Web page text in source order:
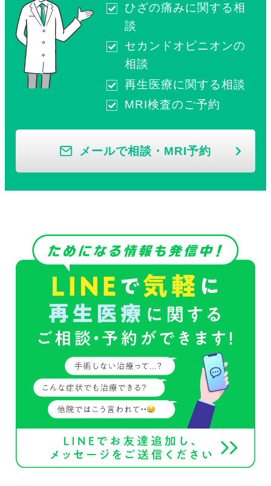
ひざの痛みに関する相
談
セカンドオピニオンの
相談
再生医療に関する相談
MRI検査のご予約
メールで相談・MRI予約